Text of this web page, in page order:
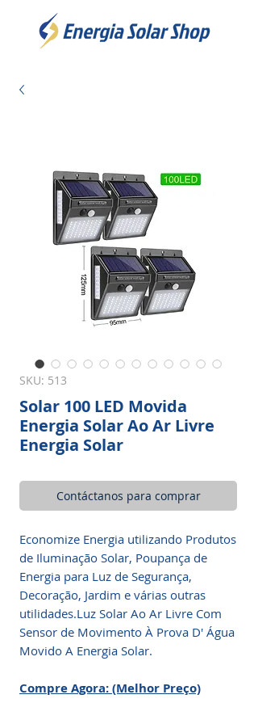
SKU: 513
Solar 100 LED Movida
Energia Solar Ao Ar Livre
Energia Solar
Contáctanos para comprar
Economize Energia utilizando Produtos
de Iluminação Solar, Poupança de
Energia para Luz de Segurança,
Decoração, Jardim e várias outras
utilidades.Luz Solar Ao Ar Livre Com
Sensor de Movimento À Prova D' Água
Movido A Energia Solar.
Compre Agora: (Melhor Preço)